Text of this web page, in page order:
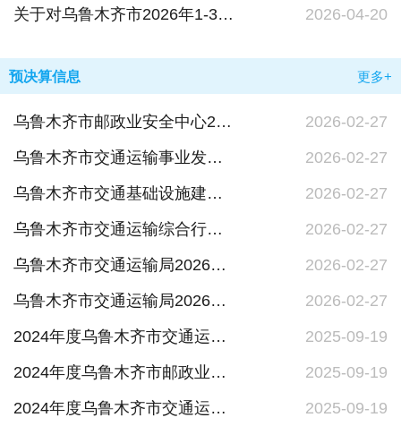
关于对乌鲁木齐市2026年1-3月网络预约出租汽车经营者服务质量信誉考核结果公示的通知
2026-04-20
预决算信息 更多+
乌鲁木齐市邮政业安全中心2026年单位预算公开
2026-02-27
乌鲁木齐市交通运输事业发展中心2026年单位预算公开
2026-02-27
乌鲁木齐市交通基础设施建设管理中心2026年单位预算公开
2026-02-27
乌鲁木齐市交通运输综合行政执法局2026年单位预算公开
2026-02-27
乌鲁木齐市交通运输局2026年单位预算公开
2026-02-27
乌鲁木齐市交通运输局2026年部门预算公开
2026-02-27
2024年度乌鲁木齐市交通运输局（部门）部门决算公开说明
2025-09-19
2024年度乌鲁木齐市邮政业安全中心部门决算公开说明
2025-09-19
2024年度乌鲁木齐市交通运输事业发展中心部门决算公开说明
2025-09-19